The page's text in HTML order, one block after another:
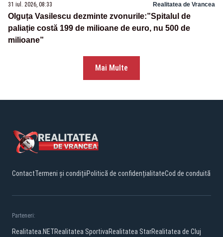
31 iul. 2026, 08:33 Realitatea de Vrancea
Olguța Vasilescu dezminte zvonurile:”Spitalul de
paliație costă 199 de milioane de euro, nu 500 de
milioane”
Mai Multe
ContactTermeni și condițiiPolitică de confidențialitateCod de conduită
Parteneri:
Realitatea.NETRealitatea SportivaRealitatea StarRealitatea de Cluj